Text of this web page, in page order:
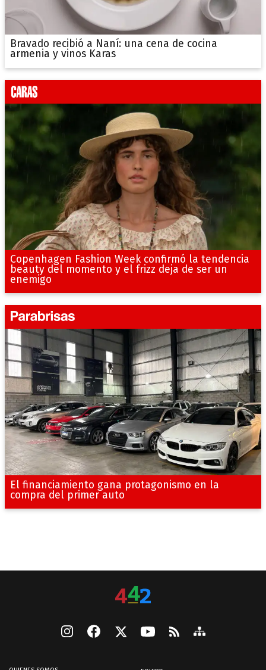
Bravado recibió a Naní: una cena de cocina
armenia y vinos Karas
Copenhagen Fashion Week confirmó la tendencia
beauty del momento y el frizz deja de ser un
enemigo
El financiamiento gana protagonismo en la
compra del primer auto